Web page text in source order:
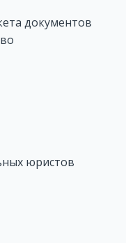
документов
юристов